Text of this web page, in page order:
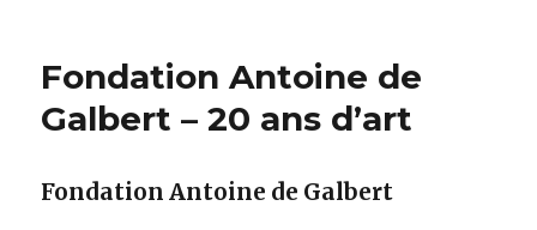
Fondation Antoine de
Galbert – 20 ans d’art
Fondation Antoine de Galbert